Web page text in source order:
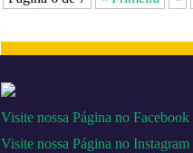
Visite nossa Página no Facebook
Visite nossa Página no Instagram